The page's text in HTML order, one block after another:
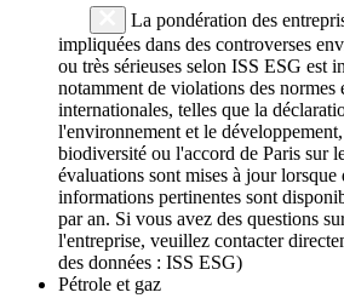
La pondération des
impliquées dans des controverses
ou très sérieuses selon ISS ESG est
notamment de violations des normes
internationales, telles que la
l'environnement et le
biodiversité ou l'accord de Paris sur
évaluations sont mises à jour lorsque
informations pertinentes sont
par an. Si vous avez des questions
l'entreprise, veuillez contacter
des données : ISS ESG)
Pétrole et gaz